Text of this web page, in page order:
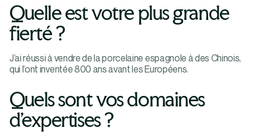
Quelle est votre plus grande
fierté ?
J’ai réussi à vendre de la porcelaine espagnole à des Chinois,
qui l’ont inventée 800 ans avant les Européens.
Quels sont vos domaines
d’expertises ?